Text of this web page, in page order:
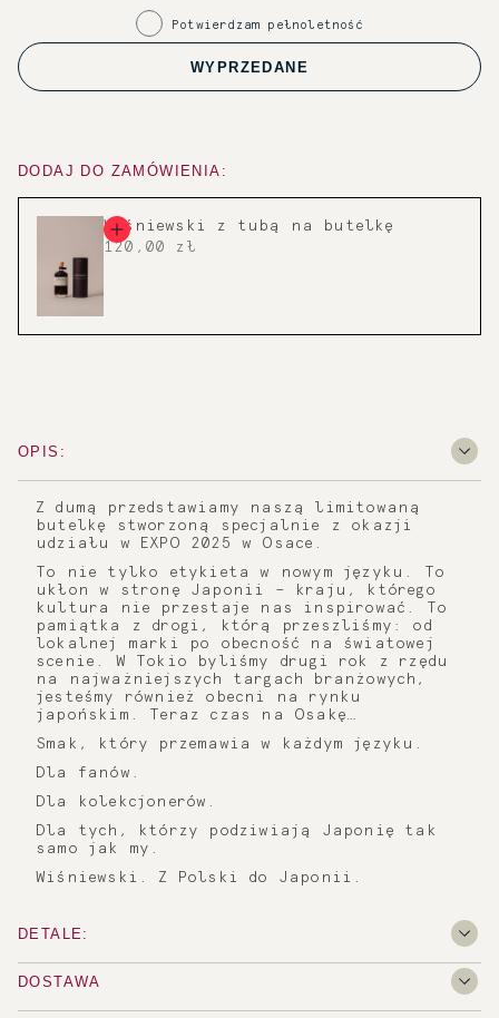
OPIS:
Z dumą przedstawiamy naszą limitowaną
butelkę stworzoną specjalnie z okazji
udziału w EXPO 2025 w Osace.
To nie tylko etykieta w nowym języku. To
ukłon w stronę Japonii – kraju, którego
kultura nie przestaje nas inspirować. To
pamiątka z drogi, którą przeszliśmy: od
lokalnej marki po obecność na światowej
scenie. W Tokio byliśmy drugi rok z rzędu
na najważniejszych targach branżowych,
jesteśmy również obecni na rynku
japońskim. Teraz czas na Osakę…
Smak, który przemawia w każdym języku.
Dla fanów.
Dla kolekcjonerów.
Dla tych, którzy podziwiają Japonię tak
samo jak my.
Wiśniewski. Z Polski do Japonii.
DETALE:
DOSTAWA
Potwierdzam pełnoletność
WYPRZEDANE
DODAJ DO ZAMÓWIENIA:
Wiśniewski z tubą na butelkę
120,00 zł